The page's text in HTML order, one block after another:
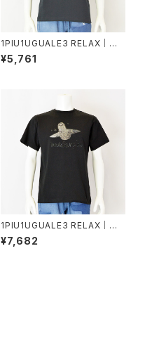
1PIU1UGUALE3 RELAX｜エ
ンボスロゴ半袖Tシャツ｜ウノピ
ゥウノウグァーレトレ リラックス
¥5,761
1PIU1UGUALE3 RELAX｜グラ
デーションラインストーン半袖T
シャツ｜ウノピゥウノウグァーレ
¥7,682